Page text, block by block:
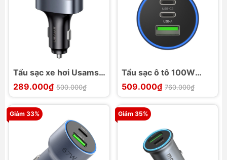
Tẩu sạc xe hơi Usams
CC257 C42 100W 3
289.000₫ 500.000₫
Tẩu sạc ô tô 100W
Momax UC17E 3 cổng
509.000₫ 760.000₫
Giảm 33% Giảm 35%